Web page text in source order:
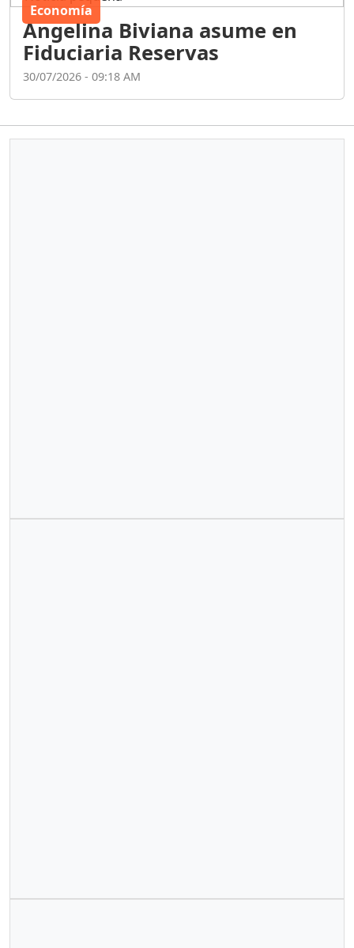
Economía
Angelina Biviana asume en
Fiduciaria Reservas
30/07/2026 - 09:18 AM